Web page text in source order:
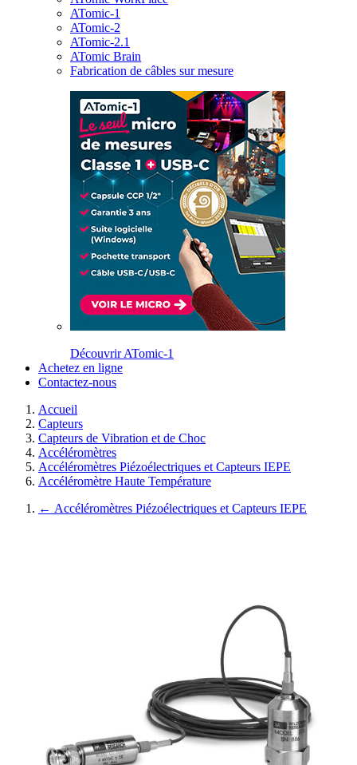
ATomic-1
ATomic-2
ATomic-2.1
ATomic Brain
Fabrication de câbles sur mesure
Découvrir ATomic-1
Achetez en ligne
Contactez-nous
Accueil
Capteurs
Capteurs de Vibration et de Choc
Accéléromètres
Accéléromètres Piézoélectriques et Capteurs IEPE
Accéléromètre Haute Température
← Accéléromètres Piézoélectriques et Capteurs IEPE